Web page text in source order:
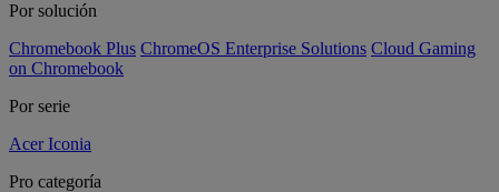
Por solución
Chromebook Plus ChromeOS Enterprise Solutions Cloud Gaming
on Chromebook
Por serie
Acer Iconia
Pro categoría